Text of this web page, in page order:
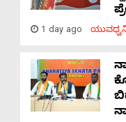
1 day ago